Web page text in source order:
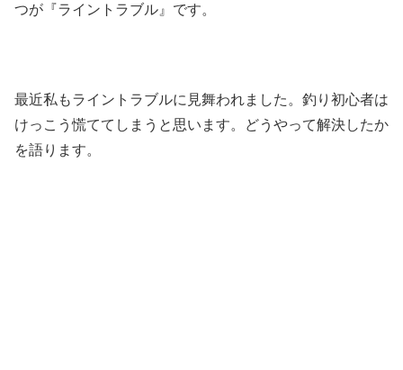
つが『ライントラブル』です。
最近私もライントラブルに見舞われました。釣り初心者は
けっこう慌ててしまうと思います。どうやって解決したか
を語ります。